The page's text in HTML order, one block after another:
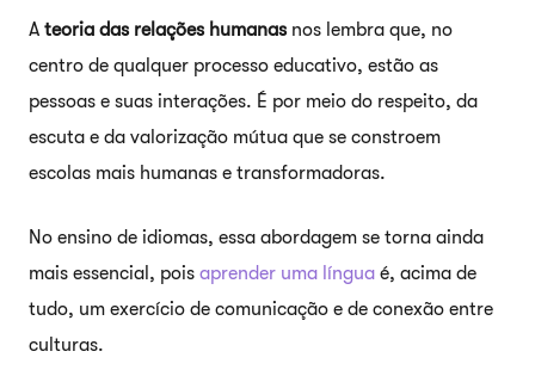
A teoria das relações humanasnos lembra que, no
centro de qualquer processo educativo, estão as
pessoas e suas interações. É por meio do respeito, da
escuta e da valorização mútua que se constroem
escolas mais humanas e transformadoras.
No ensino de idiomas, essa abordagem se torna ainda
mais essencial, pois aprender uma língua é, acima de
tudo, um exercício de comunicação e de conexão entre
culturas.